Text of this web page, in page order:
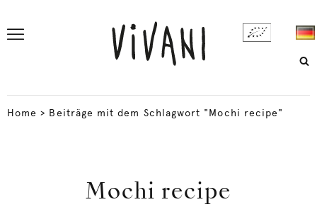
Home > Beiträge mit dem Schlagwort "Mochi recipe"
Mochi recipe